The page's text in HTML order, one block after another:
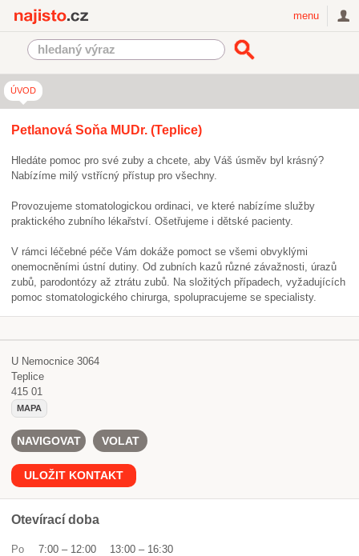
menu
ÚVOD
Petlanová Soňa MUDr. (Teplice)
Hledáte pomoc pro své zuby a chcete, aby Váš úsměv byl krásný?
Nabízíme milý vstřícný přístup pro všechny.
Provozujeme stomatologickou ordinaci, ve které nabízíme služby
praktického zubního lékařství. Ošetřujeme i dětské pacienty.
V rámci léčebné péče Vám dokáže pomoct se všemi obvyklými
onemocněními ústní dutiny. Od zubních kazů různé závažnosti, úrazů
zubů, parodontózy až ztrátu zubů. Na složitých případech, vyžadujících
pomoc stomatologického chirurga, spolupracujeme se specialisty.
U Nemocnice 3064
Teplice
415 01
MAPA
NAVIGOVAT VOLAT
ULOŽIT KONTAKT
Otevírací doba
Po 7:00 – 12:00 13:00 – 16:30